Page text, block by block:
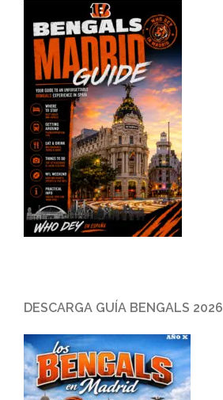
DESCARGA GUÍA BENGALS 2026